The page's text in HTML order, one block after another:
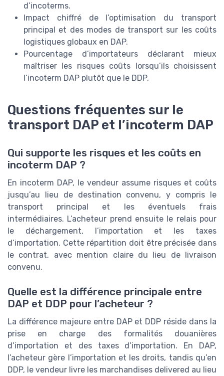
d’incoterms.
Impact chiffré de l’optimisation du transport
principal et des modes de transport sur les coûts
logistiques globaux en DAP.
Pourcentage d’importateurs déclarant mieux
maîtriser les risques coûts lorsqu’ils choisissent
l’incoterm DAP plutôt que le DDP.
Questions fréquentes sur le
transport DAP et l’incoterm DAP
Qui supporte les risques et les coûts en
incoterm DAP ?
En incoterm DAP, le vendeur assume risques et coûts
jusqu’au lieu de destination convenu, y compris le
transport principal et les éventuels frais
intermédiaires. L’acheteur prend ensuite le relais pour
le déchargement, l’importation et les taxes
d’importation. Cette répartition doit être précisée dans
le contrat, avec mention claire du lieu de livraison
convenu.
Quelle est la différence principale entre
DAP et DDP pour l’acheteur ?
La différence majeure entre DAP et DDP réside dans la
prise en charge des formalités douanières
d’importation et des taxes d’importation. En DAP,
l’acheteur gère l’importation et les droits, tandis qu’en
DDP, le vendeur livre les marchandises delivered au lieu